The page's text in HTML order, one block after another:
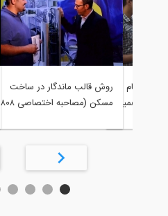
پیشگام
نوزدهمین
روش قالب ماندگار در ساخت
مسکن (مصاحبه اختصاصی ۸۰۸